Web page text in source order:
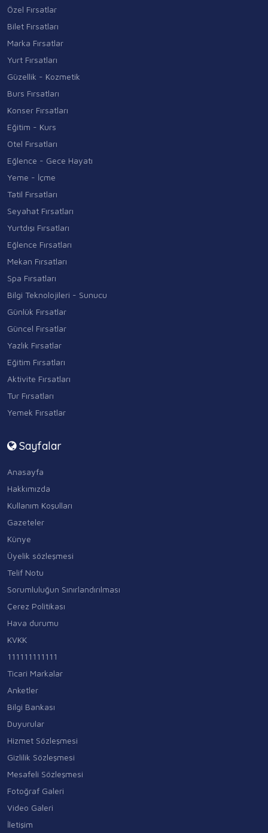
Özel Fırsatlar
Bilet Fırsatları
Marka Fırsatlar
Yurt Fırsatları
Güzellik - Kozmetik
Burs Fırsatları
Konser Fırsatları
Eğitim - Kurs
Otel Fırsatları
Eğlence - Gece Hayatı
Yeme - İçme
Tatil Fırsatları
Seyahat Fırsatları
Yurtdışı Fırsatları
Eğlence Fırsatları
Mekan Fırsatları
Spa Fırsatları
Bilgi Teknolojileri - Sunucu
Günlük Fırsatlar
Güncel Fırsatlar
Yazlık Fırsatlar
Eğitim Fırsatları
Aktivite Fırsatları
Tur Fırsatları
Yemek Fırsatlar
Sayfalar
Anasayfa
Hakkımızda
Kullanım Koşulları
Gazeteler
Künye
Üyelik sözleşmesi
Telif Notu
Sorumluluğun Sınırlandırılması
Çerez Politikası
Hava durumu
KVKK
111111111111
Ticari Markalar
Anketler
Bilgi Bankası
Duyurular
Hizmet Sözleşmesi
Gizlilik Sözleşmesi
Mesafeli Sözleşmesi
Fotoğraf Galeri
Video Galeri
İletişim